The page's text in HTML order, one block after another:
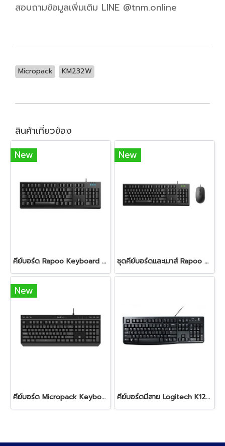
สอบถามข้อมูลเพิ่มเติม LINE @tnm.online
Micropack KM232W
สินค้าเกี่ยวข้อง
New
คีย์บอร์ด Rapoo Keyboard NK1800 Black
New
ชุดคีย์บอร์ดและเมาส์ Rapoo Keyboard&Mouse X120Pro Black
New
คีย์บอร์ด Micropack Keyboard Gaming GK-20 Black คีย์บอร์ดมีสาย Logitech K120 Black